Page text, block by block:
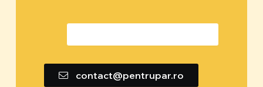
contact@pentrupar.ro